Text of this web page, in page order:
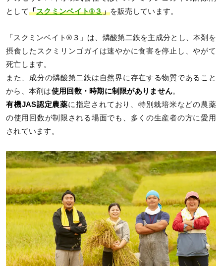
として「スクミンベイト®３」を販売しています。
「スクミンベイト®３」は、燐酸第二鉄を主成分とし、本剤を
摂食したスクミリンゴガイは速やかに食害を停止し、やがて
死亡します。
また、成分の燐酸第二鉄は自然界に存在する物質であること
から、本剤は使用回数・時期に制限がありません。
有機JAS認定農薬に指定されており、特別栽培米などの農薬
の使用回数が制限される場面でも、多くの生産者の方に愛用
されています。